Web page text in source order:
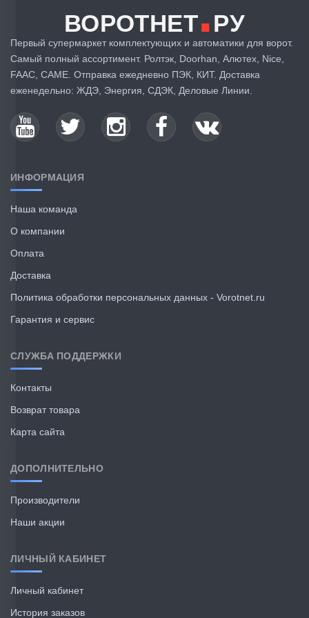
ВОРОТНЕТ.РУ
Первый супермаркет комплектующих и автоматики для ворот.
Самый полный ассортимент. Ролтэк, Doorhan, Алютех, Nice,
FAAC, CAME. Отправка ежедневно ПЭК, КИТ. Доставка
еженедельно: ЖДЭ, Энергия, СДЭК, Деловые Линии.
ИНФОРМАЦИЯ
Наша команда
О компании
Оплата
Доставка
Политика обработки персональных данных - Vorotnet.ru
Гарантия и сервис
СЛУЖБА ПОДДЕРЖКИ
Контакты
Возврат товара
Карта сайта
ДОПОЛНИТЕЛЬНО
Производители
Наши акции
ЛИЧНЫЙ КАБИНЕТ
Личный кабинет
История заказов